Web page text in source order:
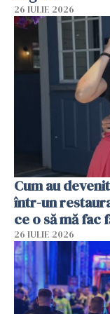
26 IULIE 2026
Cum au
într-un
ce o să mă fac
26 IULIE 2026